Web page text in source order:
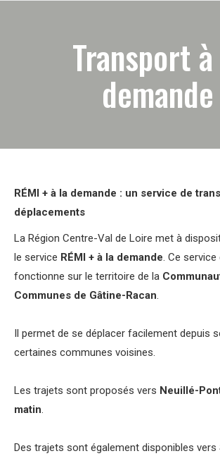
Transport
demande
RÉMI + à la demande : un service de
déplacements
La Région Centre-Val de Loire met à
le service RÉMI + à la demande. Ce
fonctionne sur le territoire de la
Communes de Gâtine-Racan.
Il permet de se déplacer facilement depuis
certaines communes voisines.
Les trajets sont proposés vers Neuillé-
matin.
Des trajets sont également disponibles vers